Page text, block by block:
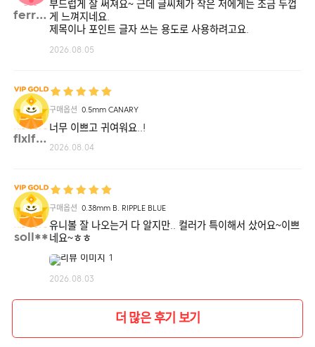
ferre**
부드럽게 잘 써져요~ 근데 글씨체가 작은 저에게는 조금 두껍
게 느껴지네요.
제목이나 포인트 글자 쓰는 용도로 사용하려고요.
2026.08.05
flxlf**
구매옵션 0.5mm CANARY
너무 이쁘고 귀여워요..!
2026.08.04
soll**
구매옵션 0.38mm B. RIPPLE BLUE
유니볼 잘 나오는거 다 알지만.. 컬러가 특이해서 샀어요~이쁘
네요~ㅎㅎ
2026.08.03
더 많은 후기 보기